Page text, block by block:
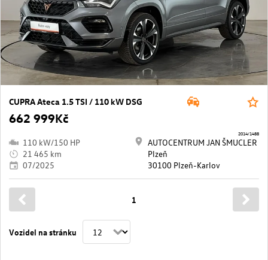
CUPRA Ateca 1.5 TSI / 110 kW DSG
662 999Kč
110 kW/150 HP
21 465 km
07/2025
AUTOCENTRUM JAN ŠMUCLER
Plzeň
30100 Plzeň-Karlov
2014/1488
Vozidel na stránku
1